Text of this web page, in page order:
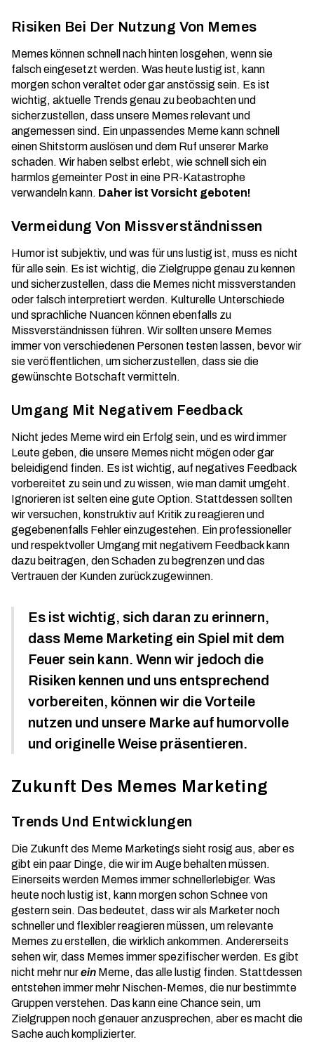
Risiken Bei Der Nutzung Von Memes
Memes können schnell nach hinten losgehen, wenn sie
falsch eingesetzt werden. Was heute lustig ist, kann
morgen schon veraltet oder gar anstössig sein. Es ist
wichtig, aktuelle Trends genau zu beobachten und
sicherzustellen, dass unsere Memes relevant und
angemessen sind. Ein unpassendes Meme kann schnell
einen Shitstorm auslösen und dem Ruf unserer Marke
schaden. Wir haben selbst erlebt, wie schnell sich ein
harmlos gemeinter Post in eine PR-Katastrophe
verwandeln kann. Daher ist Vorsicht geboten!
Vermeidung Von Missverständnissen
Humor ist subjektiv, und was für uns lustig ist, muss es nicht
für alle sein. Es ist wichtig, die Zielgruppe genau zu kennen
und sicherzustellen, dass die Memes nicht missverstanden
oder falsch interpretiert werden. Kulturelle Unterschiede
und sprachliche Nuancen können ebenfalls zu
Missverständnissen führen. Wir sollten unsere Memes
immer von verschiedenen Personen testen lassen, bevor wir
sie veröffentlichen, um sicherzustellen, dass sie die
gewünschte Botschaft vermitteln.
Umgang Mit Negativem Feedback
Nicht jedes Meme wird ein Erfolg sein, und es wird immer
Leute geben, die unsere Memes nicht mögen oder gar
beleidigend finden. Es ist wichtig, auf negatives Feedback
vorbereitet zu sein und zu wissen, wie man damit umgeht.
Ignorieren ist selten eine gute Option. Stattdessen sollten
wir versuchen, konstruktiv auf Kritik zu reagieren und
gegebenenfalls Fehler einzugestehen. Ein professioneller
und respektvoller Umgang mit negativem Feedback kann
dazu beitragen, den Schaden zu begrenzen und das
Vertrauen der Kunden zurückzugewinnen.
Es ist wichtig, sich daran zu erinnern,
dass Meme Marketing ein Spiel mit dem
Feuer sein kann. Wenn wir jedoch die
Risiken kennen und uns entsprechend
vorbereiten, können wir die Vorteile
nutzen und unsere Marke auf humorvolle
und originelle Weise präsentieren.
Zukunft Des Memes Marketing
Trends Und Entwicklungen
Die Zukunft des Meme Marketings sieht rosig aus, aber es
gibt ein paar Dinge, die wir im Auge behalten müssen.
Einerseits werden Memes immer schnellerlebiger. Was
heute noch lustig ist, kann morgen schon Schnee von
gestern sein. Das bedeutet, dass wir als Marketer noch
schneller und flexibler reagieren müssen, umrelevante
Memes zu erstellen, die wirklich ankommen. Andererseits
sehen wir, dass Memes immer spezifischer werden. Es gibt
nicht mehr nurein Meme, das alle lustig finden. Stattdessen
entstehen immer mehr Nischen-Memes, die nur bestimmte
Gruppen verstehen. Das kann eine Chance sein, um
Zielgruppen noch genauer anzusprechen, aber es macht die
Sache auch komplizierter.